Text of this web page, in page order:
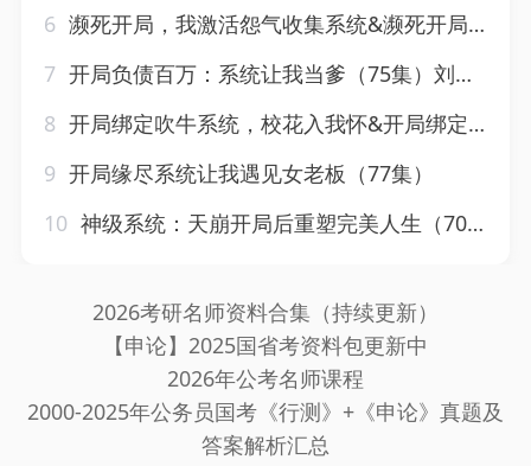
6 濒死开局，我激活怨气收集系统&濒死开局我激活怨气收集系统（80集）李曾&贾恒洋
7 开局负债百万：系统让我当爹（75集）刘家铭&方璇
8 开局绑定吹牛系统，校花入我怀&开局绑定吹牛系统校花入我怀（91集）AI短剧
9 开局缘尽系统让我遇见女老板（77集）
10 神级系统：天崩开局后重塑完美人生（70集）孙军&刘欣羽
2026考研名师资料合集（持续更新）
【申论】2025国省考资料包更新中
2026年公考名师课程
2000-2025年公务员国考《行测》+《申论》真题及
答案解析汇总